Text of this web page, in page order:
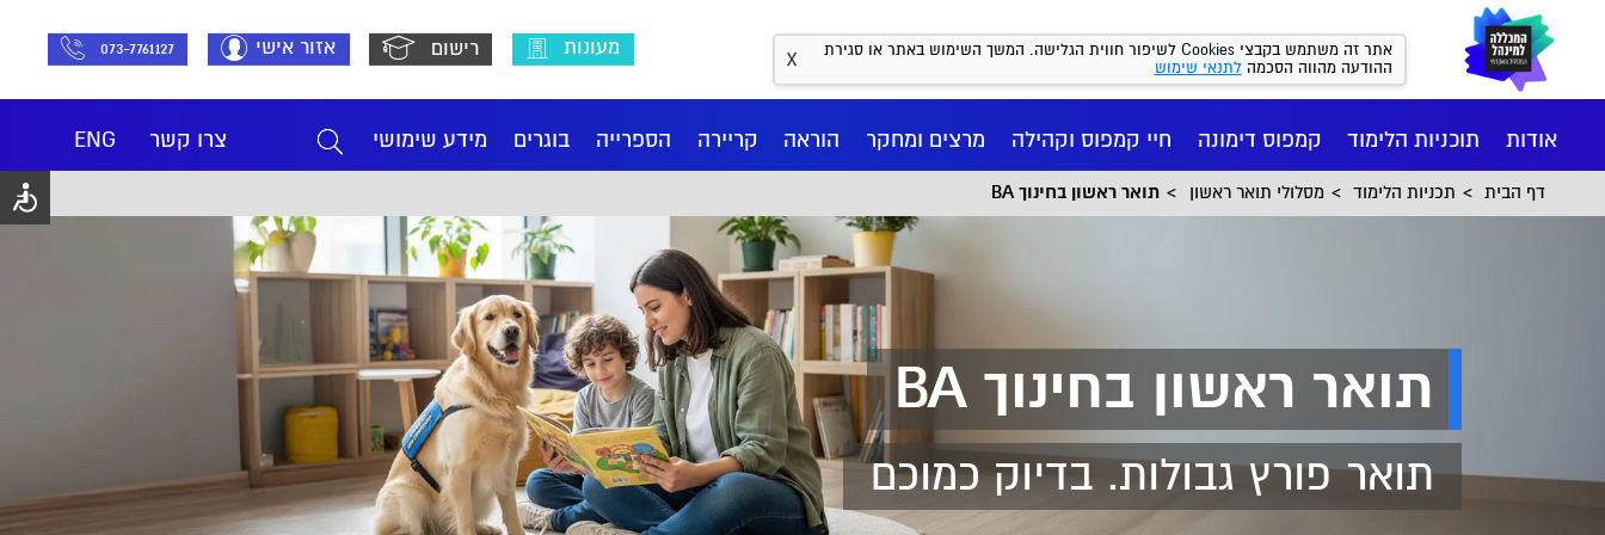
אתר זה משתמש בקבצי Cookies לשיפור חווית הגלישה. המשך השימוש באתר או סגירת
ההודעה מהווה הסכמהלתנאי שימוש X מעונות רישום אזור אישי 073-7761127
אודות תוכניות הלימוד קמפוס דימונה חיי קמפוס וקהילה מרצים ומחקר הוראה קריירה הספרייה בוגרים מידע שימושי ENG צרו קשר
דף הבית תכניות הלימוד מסלולי תואר ראשון תואר ראשון בחינוך BA
תואר ראשון בחינוך BA
תואר פורץ גבולות. בדיוק כמוכם